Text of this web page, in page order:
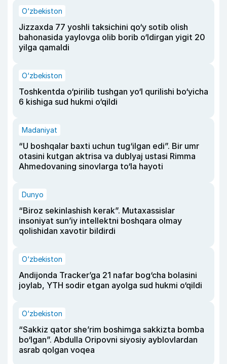
O‘zbekiston
Jizzaxda 77 yoshli taksichini qo‘y sotib olish
bahonasida yaylovga olib borib o‘ldirgan yigit 20
yilga qamaldi
O‘zbekiston
Toshkentda o‘pirilib tushgan yo‘l qurilishi bo‘yicha
6 kishiga sud hukmi o‘qildi
Madaniyat
“U boshqalar baxti uchun tug‘ilgan edi”. Bir umr
otasini kutgan aktrisa va dublyaj ustasi Rimma
Ahmedovaning sinovlarga to‘la hayoti
Dunyo
“Biroz sekinlashish kerak”. Mutaxassislar
insoniyat sun’iy intellektni boshqara olmay
qolishidan xavotir bildirdi
O‘zbekiston
Andijonda Tracker’ga 21 nafar bog‘cha bolasini
joylab, YTH sodir etgan ayolga sud hukmi o‘qildi
O‘zbekiston
“Sakkiz qator she’rim boshimga sakkizta bomba
bo‘lgan”. Abdulla Oripovni siyosiy ayblovlardan
asrab qolgan voqea